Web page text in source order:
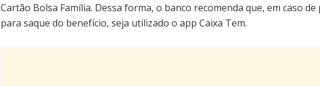
Cartão Bolsa Família. Dessa forma, o banco recomenda que, em caso
para saque do benefício, seja utilizado o app Caixa Tem.